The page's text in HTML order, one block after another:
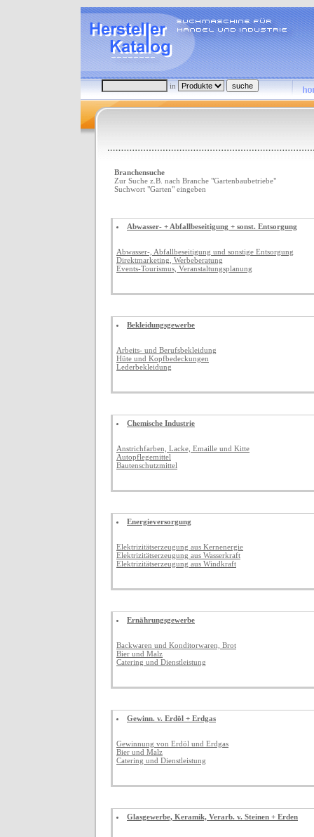
in
Branchensuche
Zur Suche z.B. nach Branche "Gartenbaubetriebe"
Suchwort "Garten" eingeben
Abwasser- + Abfallbeseitigung + sonst. Entsorgung
Abwasser-, Abfallbeseitigung und sonstige Entsorgung
Direktmarketing, Werbeberatung
Events-Tourismus, Veranstaltungsplanung
Bekleidungsgewerbe
Arbeits- und Berufsbekleidung
Hüte und Kopfbedeckungen
Lederbekleidung
Chemische Industrie
Anstrichfarben, Lacke, Emaille und Kitte
Autopflegemittel
Bautenschutzmittel
Energieversorgung
Elektrizitätserzeugung aus Kernenergie
Elektrizitätserzeugung aus Wasserkraft
Elektrizitätserzeugung aus Windkraft
Ernährungsgewerbe
Backwaren und Konditorwaren, Brot
Bier und Malz
Catering und Dienstleistung
Gewinn. v. Erdöl + Erdgas
Gewinnung von Erdöl und Erdgas
Bier und Malz
Catering und Dienstleistung
Glasgewerbe, Keramik, Verarb. v. Steinen + Erden